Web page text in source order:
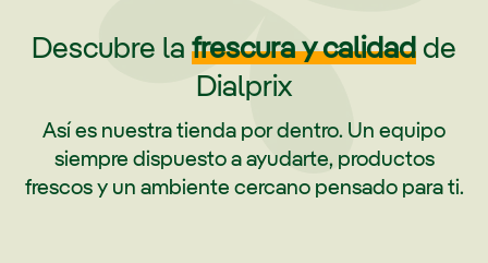
Descubre la frescura y calidadde
Dialprix
Así es nuestra tienda por dentro. Un equipo
siempre dispuesto a ayudarte, productos
frescos y un ambiente cercano pensado para ti.